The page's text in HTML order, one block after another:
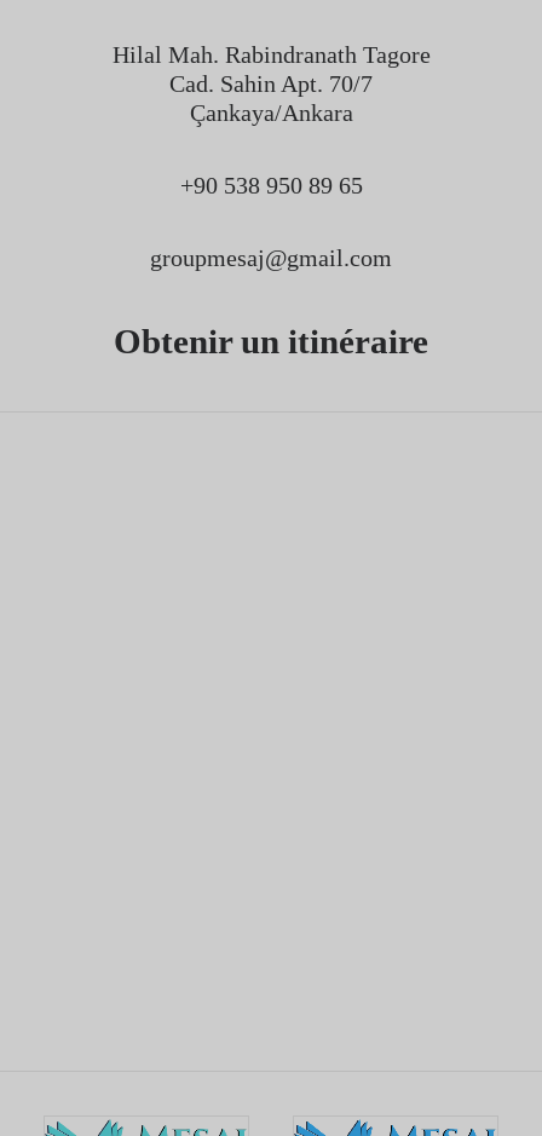
Hilal Mah. Rabindranath Tagore
Cad. Sahin Apt. 70/7
Çankaya/Ankara
+90 538 950 89 65
groupmesaj@gmail.com
Obtenir un itinéraire